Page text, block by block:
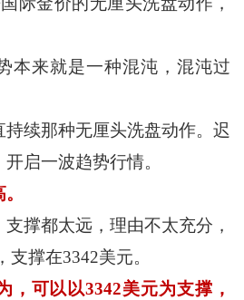
来就是一种混沌，混沌过
续那种无厘头洗盘动作。迟
启一波趋势行情。
都太远，理由不太充分，
撑在3342美元。
，可以以3342美元为支撑，